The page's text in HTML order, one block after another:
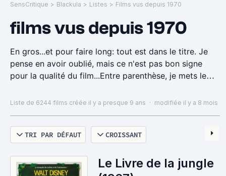
SensCritique > Blackula > Listes > Films vus depuis 1970
films vus depuis 1970
En gros...et pour faire long: tout est dans le titre. Je
pense en avoir oublié, mais ce n'est pas bon signe
pour la qualité du film...Entre parenthèse, je mets le
l'intrus dans mon cerveau qu'il a perdu...
Liste de 6244 films créée il y a presque 9 ans · modifiée il y a 8 mois
TRI PAR DÉFAUT CROISSANT
Le Livre de la jungle